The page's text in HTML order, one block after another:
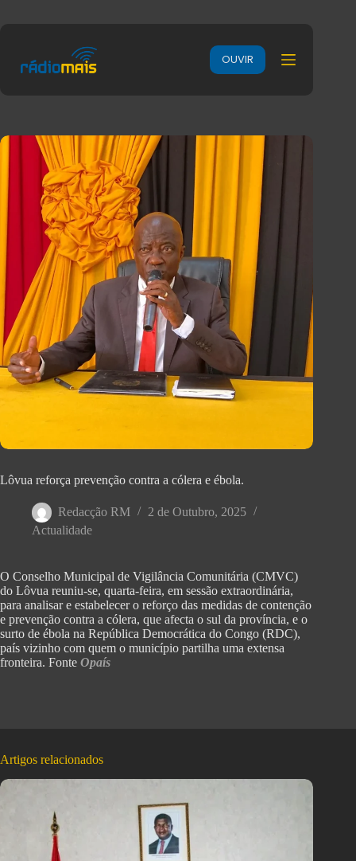
OUVIR
Lôvua reforça prevenção contra a cólera e ébola.
Redacção RM
2 de Outubro, 2025
Actualidade
O Conselho Municipal de Vigilância Comunitária (CMVC)
do Lôvua reuniu-se, quarta-feira, em sessão extraordinária,
para analisar e estabelecer o reforço das medidas de contenção
e prevenção contra a cólera, que afecta o sul da província, e o
surto de ébola na República Democrática do Congo (RDC),
país vizinho com quem o município partilha uma extensa
fronteira. Fonte Opaís
Artigos relacionados